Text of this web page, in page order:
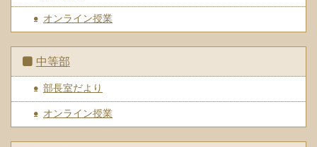
オンライン授業
中等部
部長室だより
オンライン授業